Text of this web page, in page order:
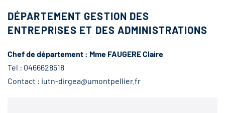
DÉPARTEMENT GESTION DES
ENTREPRISES ET DES ADMINISTRATIONS
Chef de département : Mme FAUGERE Claire
Tel : 0466628518
Contact : iutn-dirgea@umontpellier.fr